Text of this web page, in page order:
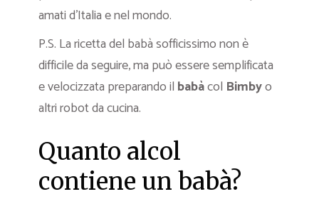
amati d’Italia e nel mondo.
P.S. La ricetta del babà sofficissimo non è
difficile da seguire, ma può essere semplificata
e velocizzata preparando il babàcol Bimbyo
altri robot da cucina.
Quanto alcol
contiene un babà?